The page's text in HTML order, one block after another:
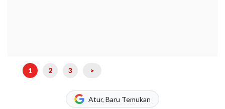
1 2 3 >
Atur, Baru Temukan